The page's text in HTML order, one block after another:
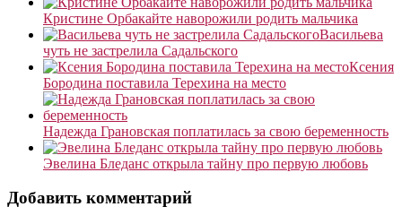
Кристине Орбакайте наворожили родить мальчика
Васильева
чуть не застрелила Садальского
Ксения
Бородина поставила Терехина на место
Надежда Грановская поплатилась за свою беременность
Эвелина Бледанс открыла тайну про первую любовь
Добавить комментарий